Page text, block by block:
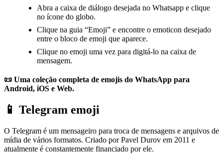
Abra a caixa de diálogo desejada no Whatsapp e clique
no ícone do globo.
Clique na guia “Emoji” e encontre o emoticon desejado
entre o bloco de emoji que aparece.
Clique no emoji uma vez para digitá-lo na caixa de
mensagem.
📜 Uma coleção completa de emojis do WhatsApp para
Android, iOS e Web.
📱 Telegram emoji
O Telegram é um mensageiro para troca de mensagens e arquivos de
mídia de vários formatos. Criado por Pavel Durov em 2011 e
atualmente é constantemente financiado por ele.